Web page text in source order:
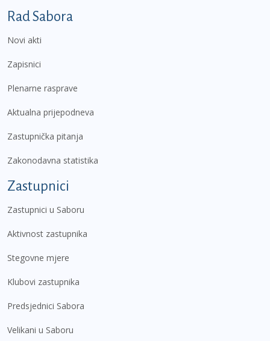
Podnožje prvi izbornik
Rad Sabora
Novi akti
Zapisnici
Plenarne rasprave
Aktualna prijepodneva
Zastupnička pitanja
Zakonodavna statistika
Zastupnici
Zastupnici u Saboru
Aktivnost zastupnika
Stegovne mjere
Klubovi zastupnika
Predsjednici Sabora
Velikani u Saboru